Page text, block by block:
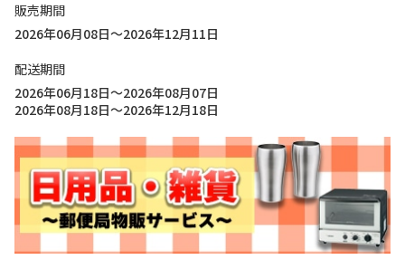
販売期間
2026年06月08日～2026年12月11日
配送期間
2026年06月18日～2026年08月07日
2026年08月18日～2026年12月18日